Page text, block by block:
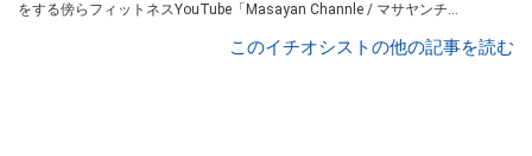
をする傍らフィットネスYouTube「Masayan Channle / マサヤンチャ
イエット方法、トレーニングファッションなど、20-30代向けにライ
このイチオシストの他の記事を読む